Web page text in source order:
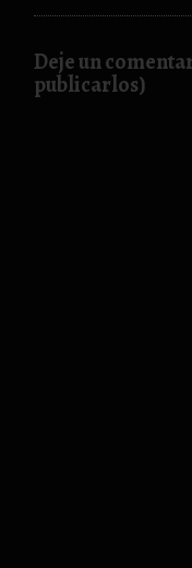
Deje un
publicarlos)